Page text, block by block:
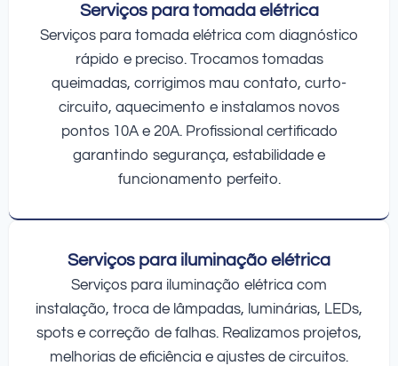
Serviços para tomada elétrica
Serviços para tomada elétrica com diagnóstico
rápido e preciso. Trocamos tomadas
queimadas, corrigimos mau contato, curto-
circuito, aquecimento e instalamos novos
pontos 10A e 20A. Profissional certificado
garantindo segurança, estabilidade e
funcionamento perfeito.
Serviços para iluminação elétrica
Serviços para iluminação elétrica com
instalação, troca de lâmpadas, luminárias, LEDs,
spots e correção de falhas. Realizamos projetos,
melhorias de eficiência e ajustes de circuitos.